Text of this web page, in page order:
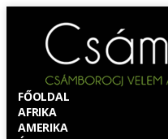
FŐOLDAL
AFRIKA
AMERIKA